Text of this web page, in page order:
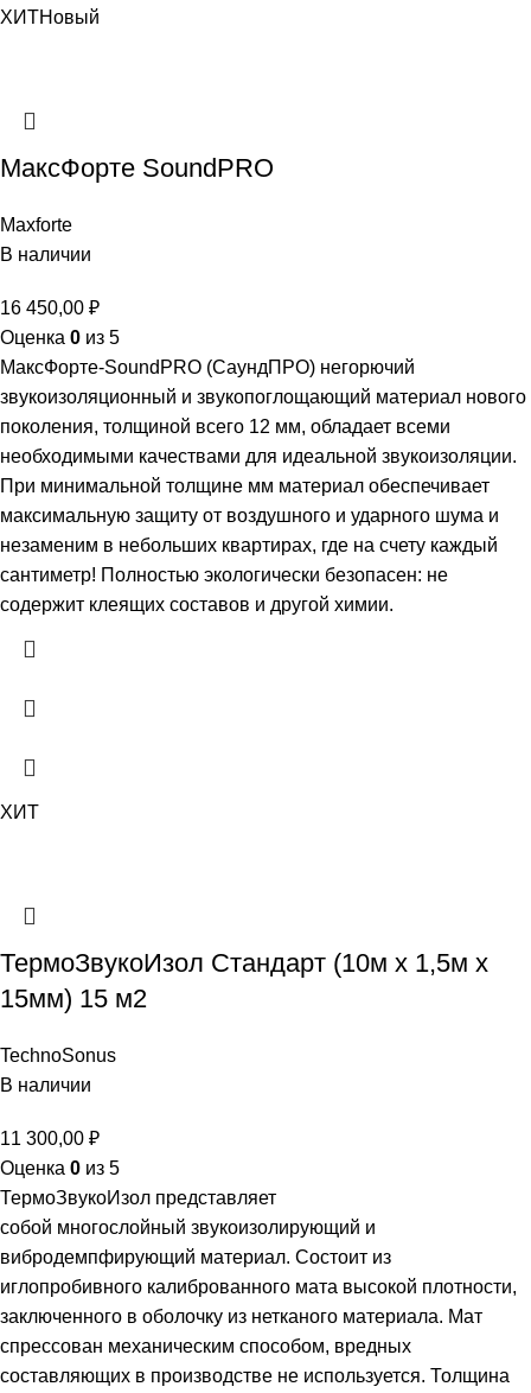
ХИТНовый
МаксФорте SoundPRO
Maxforte
В наличии
16 450,00 ₽
Оценка 0 из 5
МаксФорте-SoundPRO (СаундПРО) негорючий
звукоизоляционный и звукопоглощающий материал нового
поколения, толщиной всего 12 мм, обладает всеми
необходимыми качествами для идеальной звукоизоляции.
При минимальной толщине мм материал обеспечивает
максимальную защиту от воздушного и ударного шума и
незаменим в небольших квартирах, где на счету каждый
сантиметр! Полностью экологически безопасен: не
содержит клеящих составов и другой химии.
ХИТ
ТермоЗвукоИзол Стандарт (10м х 1,5м х
15мм) 15 м2
TechnoSonus
В наличии
11 300,00 ₽
Оценка 0 из 5
ТермоЗвукоИзол представляет
собой многослойный звукоизолирующий и
вибродемпфирующий материал. Состоит из
иглопробивного калиброванного мата высокой плотности,
заключенного в оболочку из нетканого материала. Мат
спрессован механическим способом, вредных
составляющих в производстве не используется. Толщина